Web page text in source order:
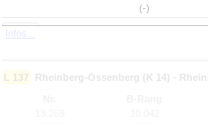
(-)
Infos...
L 137 Rheinberg-Ossenberg (K 14) -